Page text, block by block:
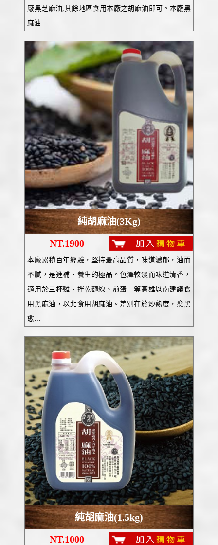
廠黑芝麻油,其餘地區食用本廠之胡麻油即可。本廠黑
麻油…
純胡麻油(3Kg)
NT.1900
本廠累積百年經驗，堅持最高品質，味道濃郁，油而
不膩，是進補、養生的極品。色澤較淡而味道清香，
適用於三杯雞、拌乾麵線、煎蛋…等高雄以南建議食
用黑麻油，以北食用胡麻油。差別在於炒熟度，愈黑
愈…
純胡麻油(1.5kg)
NT.1000